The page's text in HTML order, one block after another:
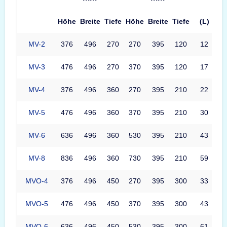
Höhe Breite Tiefe Höhe Breite Tiefe (L)
MV-2 376 496 270 270 395 120 12
MV-3 476 496 270 370 395 120 17
MV-4 376 496 360 270 395 210 22
MV-5 476 496 360 370 395 210 30
MV-6 636 496 360 530 395 210 43
MV-8 836 496 360 730 395 210 59
MVO-4 376 496 450 270 395 300 33
MVO-5 476 496 450 370 395 300 43